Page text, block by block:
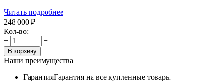
Читать подробнее
248 000 ₽
Кол-во:
+
−
В корзину
Наши преимущества
ГарантияГарантия на все купленные товары